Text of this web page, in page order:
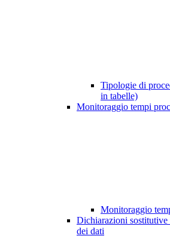
Tipologie di
in tabelle)
Monitoraggio tempi
Monitoraggio
Dichiarazioni
dei dati